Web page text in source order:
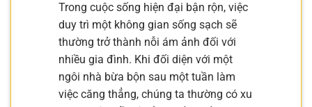
Trong cuộc sống hiện đại bận rộn, việc
duy trì một không gian sống sạch sẽ
thường trở thành nỗi ám ảnh đối với
nhiều gia đình. Khi đối diện với một
ngôi nhà bừa bộn sau một tuần làm
việc căng thẳng, chúng ta thường có xu